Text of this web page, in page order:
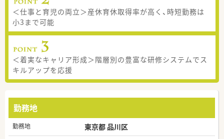
＜仕事と育児の両立＞産休育休取得率が高く、時短勤務は
小3まで可能
＜着実なキャリア形成＞階層別の豊富な研修システムでス
キルアップを応援
勤務地
勤務地 東京都 品川区